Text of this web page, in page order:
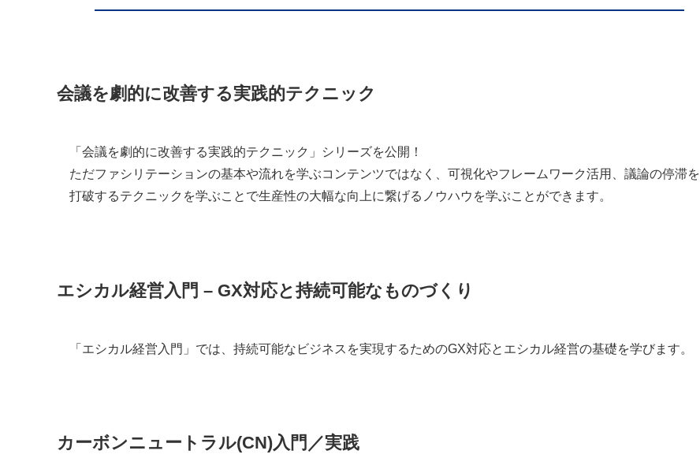
会議を劇的に改善する実践的テクニック
「会議を劇的に改善する実践的テクニック」シリーズを公開！
ただファシリテーションの基本や流れを学ぶコンテンツではなく、可視化やフレームワーク活用、議論の停滞を
打破するテクニックを学ぶことで生産性の大幅な向上に繋げるノウハウを学ぶことができます。
エシカル経営入門 – GX対応と持続可能なものづくり
「エシカル経営入門」では、持続可能なビジネスを実現するためのGX対応とエシカル経営の基礎を学びます。
カーボンニュートラル(CN)入門／実践